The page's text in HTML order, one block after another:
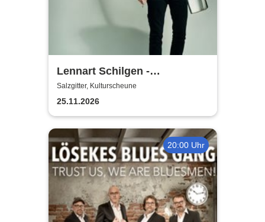
Lennart Schilgen -
Abwesenheitsnotizen
Salzgitter, Kulturscheune
25.11.2026
20:00 Uhr